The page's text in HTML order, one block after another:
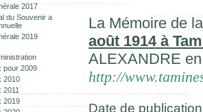
2017
du Souvenir a
2019
pour 2009
2010
2011
2019
La Mémoire de
août 1914 à
ALEXANDRE
http://
Date de